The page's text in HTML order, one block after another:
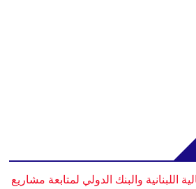
اللبنانية والبنك الدولي لمتابعة مشاريع